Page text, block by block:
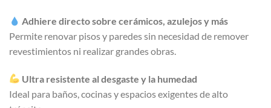
Adhiere directo sobre cerámicos, azulejos y más
Permite renovar pisos y paredes sin necesidad de remover
revestimientos ni realizar grandes obras.
Ultra resistente al desgaste y la humedad
Ideal para baños, cocinas y espacios exigentes de alto